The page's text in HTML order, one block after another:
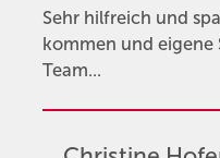
Sehr hilfreich und
kommen und eigene
Team...